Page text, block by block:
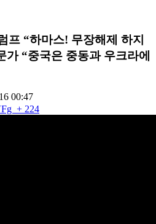
프 “하마스! 무장해제 하지
가 “중국은 중동과 우크라에
00:47
+ 224